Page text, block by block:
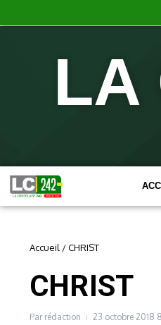
LA
Accueil /CHRIST
CHRIST
Par rédaction 23 octobre 2018